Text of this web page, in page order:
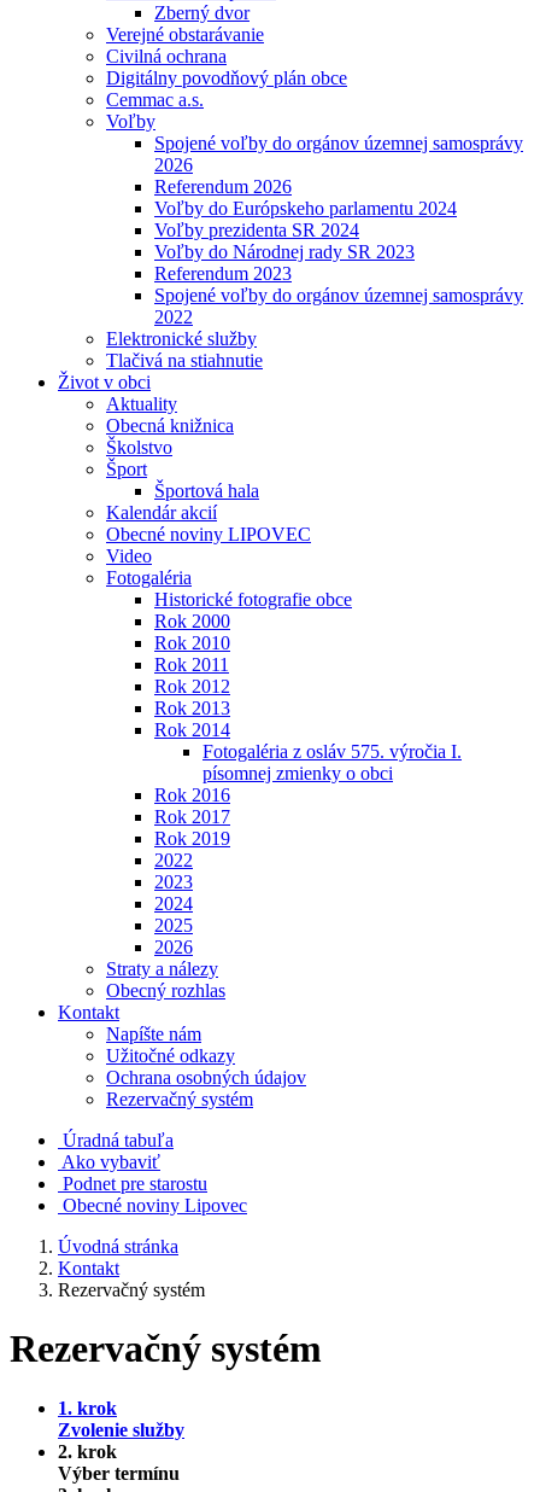
Zberný dvor
Verejné obstarávanie
Civilná ochrana
Digitálny povodňový plán obce
Cemmac a.s.
Voľby
Spojené voľby do orgánov územnej samosprávy
2026
Referendum 2026
Voľby do Európskeho parlamentu 2024
Voľby prezidenta SR 2024
Voľby do Národnej rady SR 2023
Referendum 2023
Spojené voľby do orgánov územnej samosprávy
2022
Elektronické služby
Tlačivá na stiahnutie
Život v obci
Aktuality
Obecná knižnica
Školstvo
Šport
Športová hala
Kalendár akcií
Obecné noviny LIPOVEC
Video
Fotogaléria
Historické fotografie obce
Rok 2000
Rok 2010
Rok 2011
Rok 2012
Rok 2013
Rok 2014
Fotogaléria z osláv 575. výročia I.
písomnej zmienky o obci
Rok 2016
Rok 2017
Rok 2019
2022
2023
2024
2025
2026
Straty a nálezy
Obecný rozhlas
Kontakt
Napíšte nám
Užitočné odkazy
Ochrana osobných údajov
Rezervačný systém
Úradná tabuľa
Ako vybaviť
Podnet pre starostu
Obecné noviny Lipovec
Úvodná stránka
Kontakt
Rezervačný systém
Rezervačný systém
1. krok
Zvolenie služby
2. krok
Výber termínu